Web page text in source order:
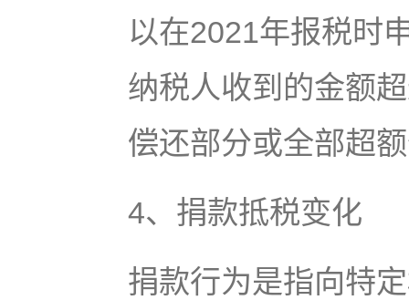
以在2021年报税时
纳税人收到的金额
偿还部分或全部超
4、捐款抵税变化
捐款行为是指向特